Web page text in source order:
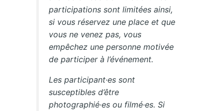
participations sont limitées ainsi,
si vous réservez une place et que
vous ne venez pas, vous
empêchez une personne motivée
de participer à l’événement.
Les participant·es sont
susceptibles d’être
photographié·es ou filmé·es. Si